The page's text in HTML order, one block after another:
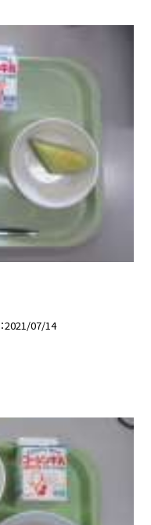
2021/07/14